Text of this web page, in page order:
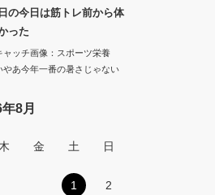
の今日は筋トレ前から体
った
ャッチ画像：スポーツ栄養
やあ今年一番の暑さじゃない
8月
木 金 土 日
1 2